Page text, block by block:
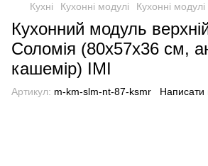
Кухні Кухонні модулі Кухонні
Кухонний модуль
Соломія (80х57х36 см,
кашемір) IMI
Артикул: m-km-slm-nt-87-ksmr Написати